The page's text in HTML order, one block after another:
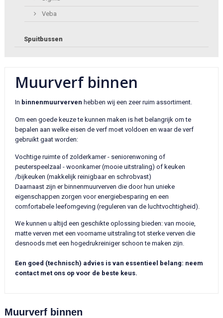
Veba
Spuitbussen
Muurverf binnen
In binnenmuurverven hebben wij een zeer ruim assortiment.
Om een goede keuze te kunnen maken is het belangrijk om te
bepalen aan welke eisen de verf moet voldoen en waar de verf
gebruikt gaat worden:
Vochtige ruimte of zolderkamer - seniorenwoning of
peuterspeelzaal - woonkamer (mooie uitstraling) of keuken
/bijkeuken (makkelijk reinigbaar en schrobvast)
Daarnaast zijn er binnenmuurverven die door hun unieke
eigenschappen zorgen voor energiebesparing en een
comfortabele leefomgeving (reguleren van de luchtvochtigheid).
We kunnen u altijd een geschikte oplossing bieden: van mooie,
matte verven met een voorname uitstraling tot sterke verven die
desnoods met een hogedrukreiniger schoon te maken zijn.
Een goed (technisch) advies is van essentieel belang: neem
contact met ons op voor de beste keus.
Muurverf binnen